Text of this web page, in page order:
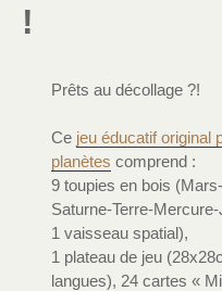
!
Prêts au décollage ?!
Ce jeu éducatif original
planètes comprend :
9 toupies en bois
Saturne-Terre-
1 vaisseau spatial),
1 plateau de jeu
langues), 24 cartes «